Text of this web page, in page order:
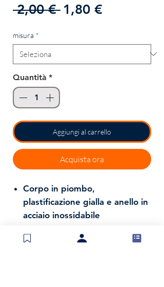
2,00 € Prezzo
1,80 €
misura *
Quantità *
Aggiungi al carrello
Acquista ora
Corpo in piombo,
plastificazione gialla e anello in
acciaio inossidabile
Tenuta sul fondo media